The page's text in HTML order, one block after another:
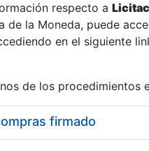
respecto a
de la Moneda, puede
en el siguiente
de los procedimientos
firmado